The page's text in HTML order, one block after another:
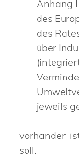
Anhang
des
des
über
jeweils
vorhanden
soll.